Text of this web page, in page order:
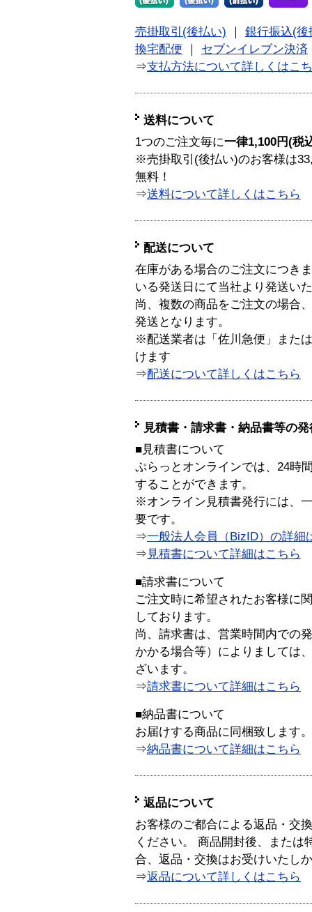
売掛取引(後払い)
銀行振込(後
換宅配便
セブンイレブン決済
⇒支払方法について詳しくはこ
送料について
1つのご注文毎に一律1,100円(税
※売掛取引(後払い)のお客様は
無料！
⇒送料について詳しくはこちら
配送について
在庫がある場合のご注文につき
いる発送日にて当社より発送い
尚、複数の商品をご注文の場合
発送となります。
※配送業者は「佐川急便」また
けます
⇒配送について詳しくはこちら
見積書・請求書・納品書等の
■見積書について
ぷらっとオンラインでは、24時
することができます。
※オンライン見積書発行には、
要です。
⇒一般法人会員（BizID）の詳細
⇒ 見積書について詳細はこちら
■請求書について
ご注文時に希望されたお客様に
しております。
尚、請求書は、営業時間内での
かかる場合等）によりましては
ざいます。
⇒請求書について詳細はこちら
■納品書について
お届けする商品に同梱致します。
⇒納品書について詳細はこちら
返品について
お客様のご都合による返品・交
ください。 商品開封後、または
合、返品・交換はお受けいたし
⇒返品について詳しくはこちら